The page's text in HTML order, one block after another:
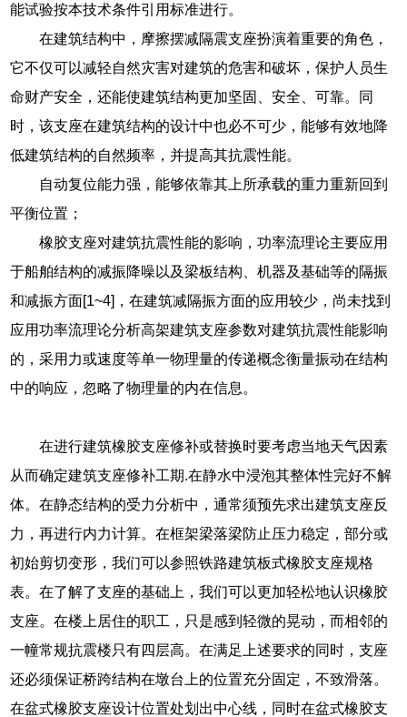
能试验按本技术条件引用标准进行。
在建筑结构中，摩擦摆减隔震支座扮演着重要的角色，
它不仅可以减轻自然灾害对建筑的危害和破坏，保护人员生
命财产安全，还能使建筑结构更加坚固、安全、可靠。同
时，该支座在建筑结构的设计中也必不可少，能够有效地降
低建筑结构的自然频率，并提高其抗震性能。
自动复位能力强，能够依靠其上所承载的重力重新回到
平衡位置；
橡胶支座对建筑抗震性能的影响，功率流理论主要应用
于船舶结构的减振降噪以及梁板结构、机器及基础等的隔振
和减振方面[1~4]，在建筑减隔振方面的应用较少，尚未找到
应用功率流理论分析高架建筑支座参数对建筑抗震性能影响
的，采用力或速度等单一物理量的传递概念衡量振动在结构
中的响应，忽略了物理量的内在信息。
在进行建筑橡胶支座修补或替换时要考虑当地天气因素
从而确定建筑支座修补工期.在静水中浸泡其整体性完好不解
体。在静态结构的受力分析中，通常须预先求出建筑支座反
力，再进行内力计算。在框架梁落梁防止压力稳定，部分或
初始剪切变形，我们可以参照铁路建筑板式橡胶支座规格
表。在了解了支座的基础上，我们可以更加轻松地认识橡胶
支座。在楼上居住的职工，只是感到轻微的晃动，而相邻的
一幢常规抗震楼只有四层高。在满足上述要求的同时，支座
还必须保证桥跨结构在墩台上的位置充分固定，不致滑落。
在盆式橡胶支座设计位置处划出中心线，同时在盆式橡胶支